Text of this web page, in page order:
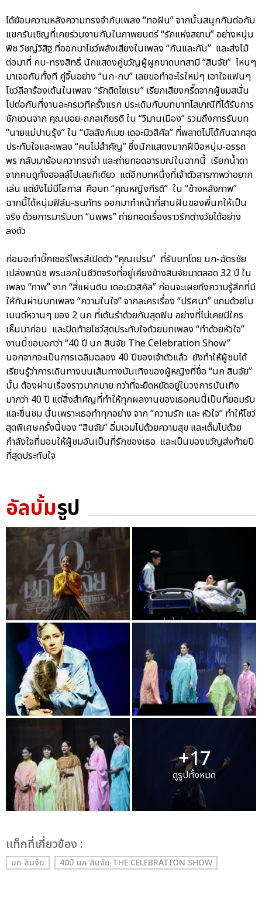
ได้ย้อมความหลังความทรงจำกับเพลง “ทอฝัน” จากนั้นสนุกกันต่อกับ
แขกรับเชิญที่เคยร่วมงานกันในภาพยนตร์ “รักแห่งสยาม” อย่างหนุ่ม
พิช วิชญ์วิสิฐ ที่ออกมาโชว์พลังเสียงในเพลง “กันและกัน” และส่งไม้
ต่อมาที่ กบ-ทรงสิทธิ์ นักแสดงคู่ขวัญผู้ผูกขาดบทสามี “สินจัย” ไหนๆ
มาเจอกันทั้งที คู่จิ้นอย่าง “นก-กบ” เลยขอทำอะไรใหม่ๆ เอาใจแฟนๆ
โชว์ลีลาร้องเต้นในเพลง “รักติดไซเรน” เรียกเสียงกรี๊ดจากผู้ชมสนั่น
ไปต่อกันที่งานละครเวทีครั้งแรก ประเดิมกับบทบาทโสเภณีที่ได้รับการ
ชักชวนจาก คุณบอย-ถกลเกียรติ ใน “วิมานเมือง” รวมถึงการรับบท
“นายแม่ปานรุ้ง” ใน “บัลลังก์เมฆ เดอะมิวสิคัล” ที่พลาดไม่ได้กับฉากสุด
ประทับใจและเพลง “คนไม่สำคัญ” ซึ่งนักแสดงมากฝีมือหนุ่ม-อรรถ
พร กลับมาย้อนควาทรงจำ และถ่ายทอดอารมณ์ในฉากนี้ เรียกน้ำตา
จากคนดูทั้งฮอลล์ไปเลยทีเดียว แต่อีกบทหนึ่งที่เจ้าตัวสารภาพว่าอยาก
เล่น แต่ยังไม่มีโอกาส คือบท “คุณหญิงกีรติ” ใน “ข้างหลังภาพ”
ฉากนี้ได้หนุ่มฟิล์ม-ธนภัทร ออกมาทำหน้าที่สานฝันของพี่นกให้เป็น
จริง ด้วยการมารับบท “นพพร” ถ่ายทอดเรื่องราวรักต่างวัยได้อย่าง
ลงตัว
ก่อนจะทำบิ๊กเซอร์ไพรส์เปิดตัว “คุณเปรม” ที่รับบทโดย นก-ฉัตรชัย
เปล่งพานิช พระเอกในชีวิตจริงที่อยู่เคียงข้างสินจัยมาตลอด 32 ปี ใน
เพลง “ภาพ” จาก “สี่แผ่นดิน เดอะมิวสิคัล” ก่อนจะเผยถึงความรู้สึกที่มี
ให้กันผ่านบทเพลง “ความในใจ” จากละครเรื่อง “ปริศนา” แถมด้วยโม
เมนต์หวานๆ ของ 2 นก ที่เต้นรำด้วยกันสุดฟิน อย่างที่ไม่เคยมีใคร
เห็นมาก่อน และปิดท้ายโชว์สุดประทับใจด้วยบทเพลง “ทำด้วยหัวใจ”
งานนี้ขอบอกว่า “40 ปี นก สินจัย The Celebration Show”
นอกจากจะเป็นการเฉลิมฉลอง 40 ปีของเจ้าตัวแล้ว ยังทำให้ผู้ชมได้
เรียนรู้ว่าการเดินทางบนเส้นทางบันเทิงของผู้หญิงที่ชื่อ “นก สินจัย”
นั้น ต้องผ่านเรื่องราวมากมาย กว่าที่จะยืดหยัดอยู่ในวงการบันเทิง
มากว่า 40 ปี แต่สิ่งสำคัญที่ทำให้ทุกผลงานของเธอคนนี้เป็นที่ยอมรับ
และชื่นชม นั่นเพราะเธอทำทุกอย่าง จาก “ความรัก และ หัวใจ” ทำให้โชว์
สุดพิเศษครั้งนี้ของ “สินจัย” อิ่มเอมไปด้วยความสุข และเต็มไปด้วย
กำลังใจที่มอบให้ผู้ชมอันเป็นที่รักของเธอ และเป็นของขวัญส่งท้ายปี
ที่สุดประทับใจ
อัลบั้มรูป
+17
ดูรูปทั้งหมด
เเท็กที่เกี่ยวข้อง :
นก สินจัย 40ปี นก สินจัย THE CELEBRATION SHOW